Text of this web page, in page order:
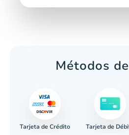
Métodos
Tarjeta de Crédito Tarjeta de